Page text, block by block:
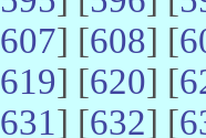
607] [608] [
619] [620] [
631] [632] [